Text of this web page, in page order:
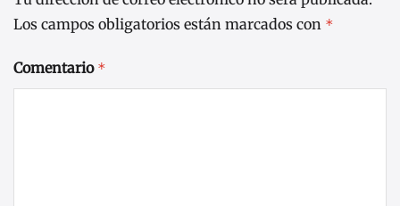
Los campos obligatorios están marcados con *
Comentario *